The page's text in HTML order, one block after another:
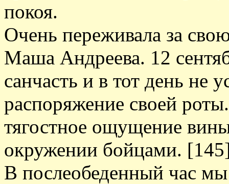
покоя.
Очень переживала за
Маша Андреева. 12
санчасть и в тот день не
распоряжение своей
тягостное ощущение
окружении бойцами.
В послеобеденный час